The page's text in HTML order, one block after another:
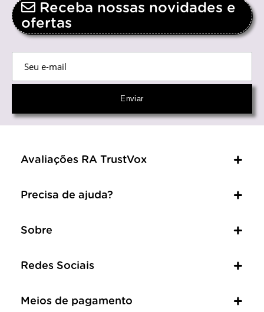
Receba nossas novidades e
ofertas
Avaliações RA TrustVox
Precisa de ajuda?
Sobre
Redes Sociais
Meios de pagamento